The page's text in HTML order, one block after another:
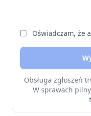
Oświadczam, że
Obsługa zgłoszeń
W sprawach